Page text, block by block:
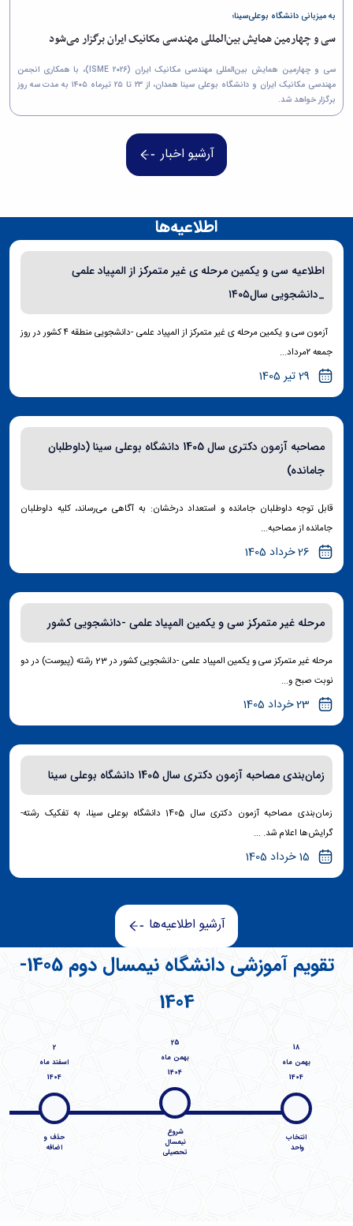
به میزبانی دانشگاه بوعلی‌سینا؛
سی و چهارمین همایش بین‌المللی مهندسی مکانیک ایران برگزار می‌شود
سی و چهارمین همایش بین‌المللی مهندسی مکانیک ایران (ISME ۲۰۲۶)، با همکاری انجمن
مهندسی مکانیک ایران و دانشگاه بوعلی سینا همدان، از ۲۳ تا ۲۵ تیرماه ۱۴۰۵ به مدت سه روز
برگزار خواهد شد.
آرشیو اخبار
اطلاعیه‌ها
اطلاعیه سی و یکمین مرحله ی غیر متمرکز از المپیاد علمی
_دانشجویی سال۱۴۰۵
آزمون سی و یکمین مرحله ی غیر متمرکز از المپیاد علمی -دانشجویی منطقه ۴ کشور در روز
جمعه ۲مرداد...
29 تیر 1405
مصاحبه آزمون دکتری سال 1405 دانشگاه بوعلی سینا (داوطلبان
جامانده)
قابل توجه داوطلبان جامانده و استعداد درخشان: به آگاهی می‌رساند، کلیه داوطلبان
جامانده از مصاحبه...
26 خرداد 1405
مرحله غیر متمرکز سی و یکمین المپیاد علمی -دانشجویی کشور
مرحله غیر متمرکز سی و یکمین المپیاد علمی -دانشجویی کشور در 23 رشته (پیوست) در دو
نوبت صبح و...
23 خرداد 1405
زمان‌بندی مصاحبه آزمون دکتری سال 1405 دانشگاه بوعلی سینا
زمان‌بندی مصاحبه آزمون دکتری سال 1405 دانشگاه بوعلی سینا، به تفکیک رشته-
گرایش‌ها اعلام شد. ...
15 خرداد 1405
آرشیو اطلاعیه‌ها
تقویم آموزشی دانشگاه نیمسال دوم 1405-
1404
18
بهمن‌ ماه
1404
انتخاب
واحد
25
بهمن ماه
1404
شروع
نیمسال
تحصیلی
اسفند ماه
1404
حذف و
اضافه